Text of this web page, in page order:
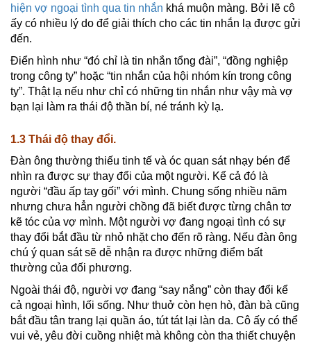
hiện vợ ngoại tình qua tin nhắn khá muộn màng. Bởi lẽ cô
ấy có nhiều lý do để giải thích cho các tin nhắn lạ được gửi
đến.
Điển hình như “đó chỉ là tin nhắn tổng đài”, “đồng nghiệp
trong công ty” hoặc “tin nhắn của hội nhóm kín trong công
ty”. Thật lạ nếu như chỉ có những tin nhắn như vậy mà vợ
bạn lại làm ra thái độ thần bí, né tránh kỳ lạ.
1.3 Thái độ thay đổi.
Đàn ông thường thiếu tinh tế và óc quan sát nhạy bén để
nhìn ra được sự thay đổi của một người. Kể cả đó là
người “đầu ấp tay gối” với mình. Chung sống nhiều năm
nhưng chưa hẳn người chồng đã biết được từng chân tơ
kẽ tóc của vợ mình. Một người vợ đang ngoại tình có sự
thay đổi bắt đầu từ nhỏ nhặt cho đến rõ ràng. Nếu đàn ông
chú ý quan sát sẽ dễ nhận ra được những điểm bất
thường của đối phương.
Ngoài thái độ, người vợ đang “say nắng” còn thay đổi kể
cả ngoại hình, lối sống. Như thuở còn hẹn hò, đàn bà cũng
bắt đầu tân trang lại quần áo, tút tát lại làn da. Cô ấy có thể
vui vẻ, yêu đời cuồng nhiệt mà không còn tha thiết chuyện